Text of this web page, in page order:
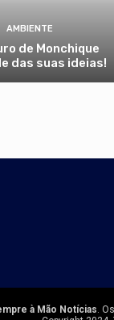
AMBIENTE
de Monchique
das suas ideias!
à Mão Notícias .